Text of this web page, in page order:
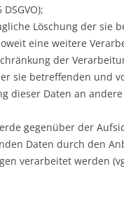
Löschung der sie
eine weitere
der
sie betreffenden und
dieser Daten an
gegenüber der
Daten durch den
verarbeitet werden